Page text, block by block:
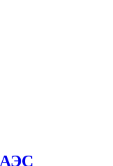
АЭС